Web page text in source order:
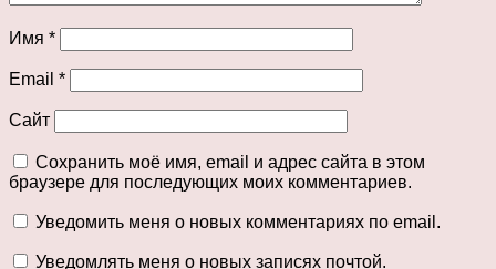
Имя *
Email *
Сайт
Сохранить моё имя, email и адрес сайта в этом
браузере для последующих моих комментариев.
Уведомить меня о новых комментариях по email.
Уведомлять меня о новых записях почтой.